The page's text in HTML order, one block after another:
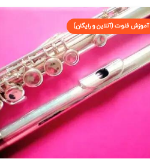
آموزش فلوت (آنلاین و رایگان)